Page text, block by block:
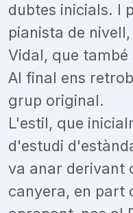
dubtes inicials. I
pianista de
Vidal, que
Al final ens
grup original.
L'estil, que
d'estudi
va anar derivant
canyera, en part